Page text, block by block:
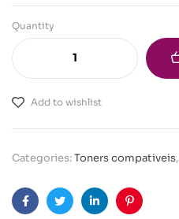
Quantity
Add to wishlist
Categories:Toners compativeis,
FacebookTwitterLinkedinPinterest